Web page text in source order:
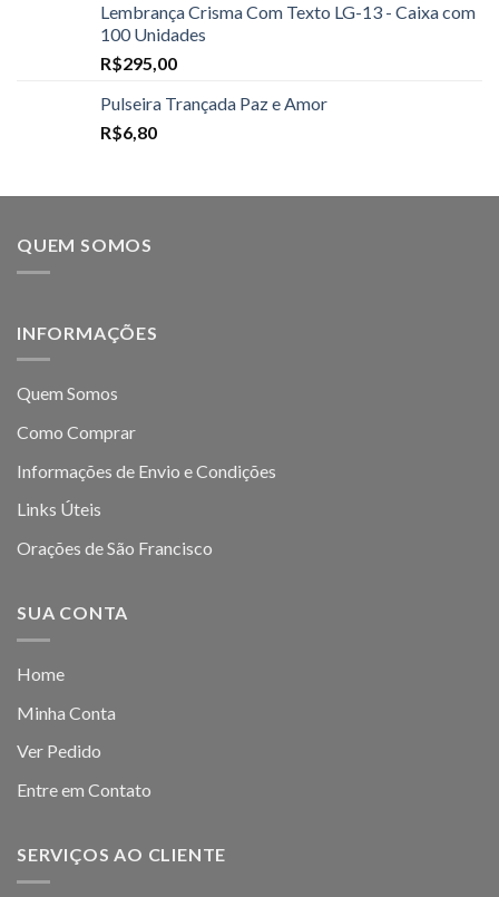
Lembrança Crisma Com Texto LG-13 - Caixa com
100 Unidades
R$295,00
Pulseira Trançada Paz e Amor
R$6,80
QUEM SOMOS
INFORMAÇÕES
Quem Somos
Como Comprar
Informações de Envio e Condições
Links Úteis
Orações de São Francisco
SUA CONTA
Home
Minha Conta
Ver Pedido
Entre em Contato
SERVIÇOS AO CLIENTE